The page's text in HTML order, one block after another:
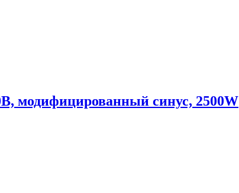
модифицированный синус, 2500W